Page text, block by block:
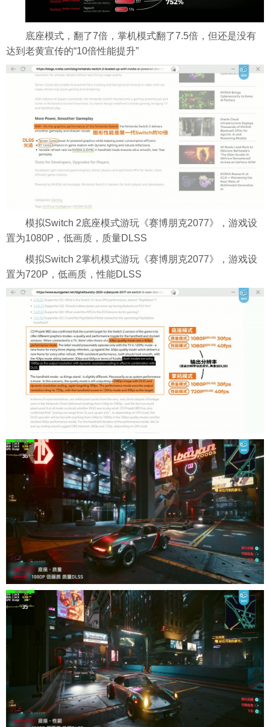
底座模式，翻了7倍，掌机模式翻了7.5倍，但还是没有
达到老黄宣传的“10倍性能提升”
模拟Switch 2底座模式游玩《赛博朋克2077》，游戏设
置为1080P，低画质，质量DLSS
模拟Switch 2掌机模式游玩《赛博朋克2077》，游戏设
置为720P，低画质，性能DLSS